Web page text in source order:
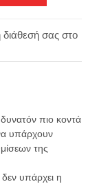
διάθεσή σας στο
πιο κοντά
υπάρχουν
της
υπάρχει η